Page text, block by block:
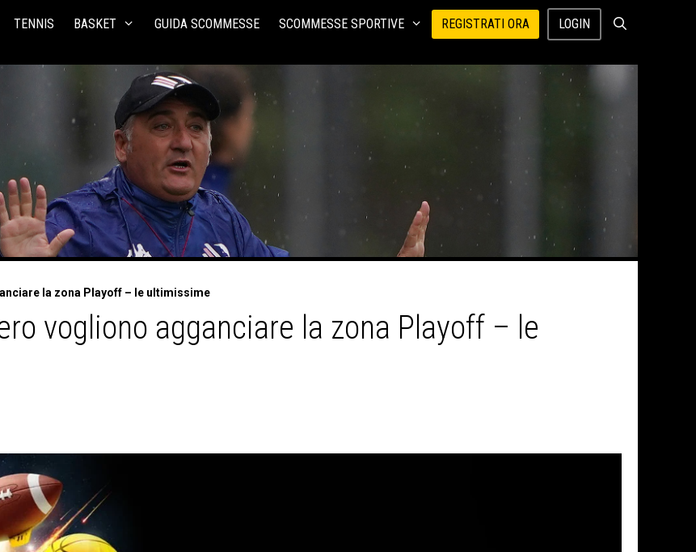
TENNIS BASKET GUIDA SCOMMESSE SCOMMESSE SPORTIVE REGISTRATI ORA LOGIN
la zona Playoff – le ultimissime
vogliono agganciare la zona Playoff – le